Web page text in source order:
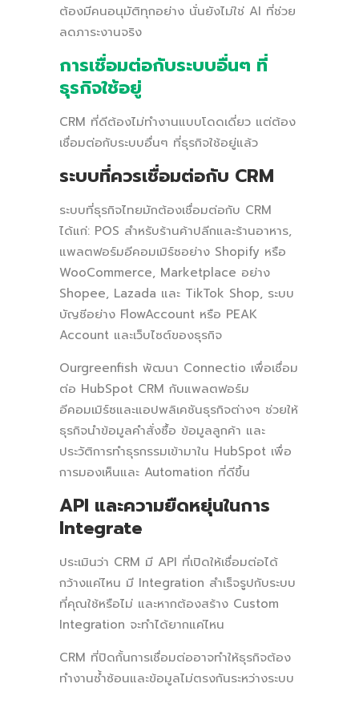
ต้องมีคนอนุมัติทุกอย่าง นั่นยังไม่ใช่ AI ที่ช่วย
ลดภาระงานจริง
การเชื่อมต่อกับระบบอื่นๆ ที่
ธุรกิจใช้อยู่
CRM ที่ดีต้องไม่ทำงานแบบโดดเดี่ยว แต่ต้อง
เชื่อมต่อกับระบบอื่นๆ ที่ธุรกิจใช้อยู่แล้ว
ระบบที่ควรเชื่อมต่อกับ CRM
ระบบที่ธุรกิจไทยมักต้องเชื่อมต่อกับ CRM
ได้แก่: POS สำหรับร้านค้าปลีกและร้านอาหาร,
แพลตฟอร์มอีคอมเมิร์ซอย่าง Shopify หรือ
WooCommerce, Marketplace อย่าง
Shopee, Lazada และ TikTok Shop, ระบบ
บัญชีอย่าง FlowAccount หรือ PEAK
Account และเว็บไซต์ของธุรกิจ
Ourgreenfish พัฒนา Connectio เพื่อเชื่อม
ต่อ HubSpot CRM กับแพลตฟอร์ม
อีคอมเมิร์ซและแอปพลิเคชันธุรกิจต่างๆ ช่วยให้
ธุรกิจนำข้อมูลคำสั่งซื้อ ข้อมูลลูกค้า และ
ประวัติการทำธุรกรรมเข้ามาใน HubSpot เพื่อ
การมองเห็นและ Automation ที่ดีขึ้น
API และความยืดหยุ่นในการ
Integrate
ประเมินว่า CRM มี API ที่เปิดให้เชื่อมต่อได้
กว้างแค่ไหน มี Integration สำเร็จรูปกับระบบ
ที่คุณใช้หรือไม่ และหากต้องสร้าง Custom
Integration จะทำได้ยากแค่ไหน
CRM ที่ปิดกั้นการเชื่อมต่ออาจทำให้ธุรกิจต้อง
ทำงานซ้ำซ้อนและข้อมูลไม่ตรงกันระหว่างระบบ